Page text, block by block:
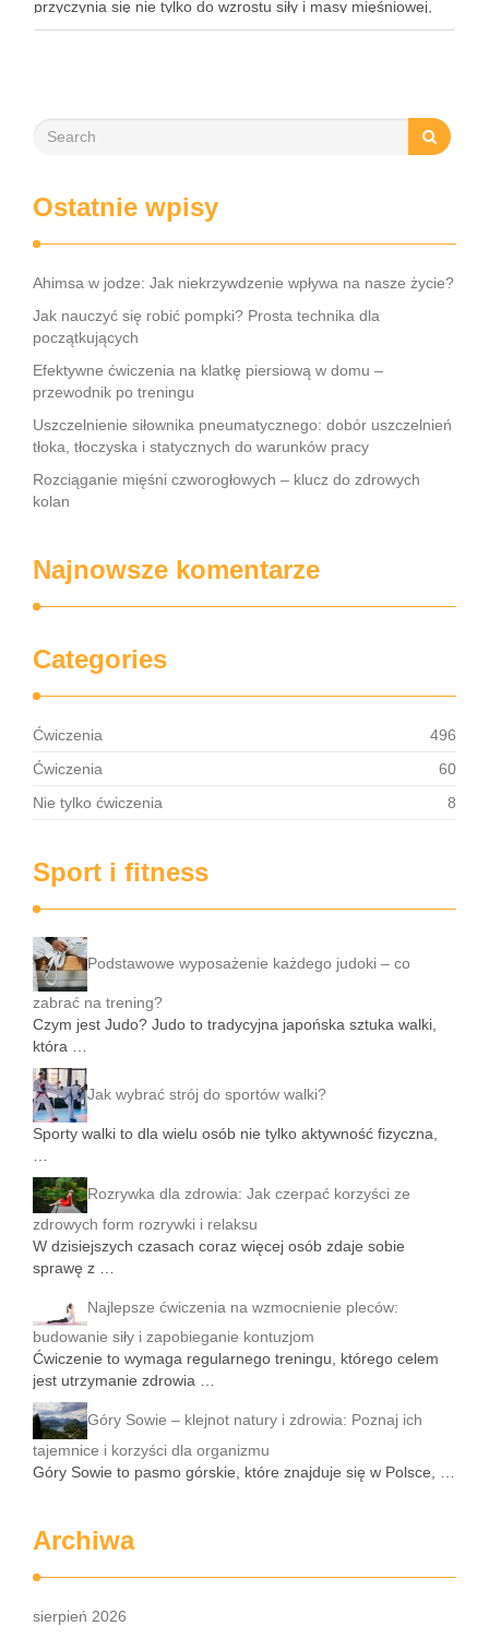
przyczynia się nie tylko do wzrostu siły i masy mięśniowej,
ale także do poprawy postawy ciała oraz wydolności …
Ostatnie wpisy
Ahimsa w jodze: Jak niekrzywdzenie wpływa na nasze życie?
Jak nauczyć się robić pompki? Prosta technika dla
początkujących
Efektywne ćwiczenia na klatkę piersiową w domu –
przewodnik po treningu
Uszczelnienie siłownika pneumatycznego: dobór uszczelnień
tłoka, tłoczyska i statycznych do warunków pracy
Rozciąganie mięśni czworogłowych – klucz do zdrowych
kolan
Najnowsze komentarze
Categories
Ćwiczenia
496
Ćwiczenia
60
Nie tylko ćwiczenia
8
Sport i fitness
Podstawowe wyposażenie każdego judoki – co
zabrać na trening?
Czym jest Judo? Judo to tradycyjna japońska sztuka walki,
która …
Jak wybrać strój do sportów walki?
Sporty walki to dla wielu osób nie tylko aktywność fizyczna,
Rozrywka dla zdrowia: Jak czerpać korzyści ze
zdrowych form rozrywki i relaksu
W dzisiejszych czasach coraz więcej osób zdaje sobie
sprawę z …
Najlepsze ćwiczenia na wzmocnienie pleców:
budowanie siły i zapobieganie kontuzjom
Ćwiczenie to wymaga regularnego treningu, którego celem
jest utrzymanie zdrowia …
Góry Sowie – klejnot natury i zdrowia: Poznaj ich
tajemnice i korzyści dla organizmu
Góry Sowie to pasmo górskie, które znajduje się w Polsce, …
Archiwa
sierpień 2026